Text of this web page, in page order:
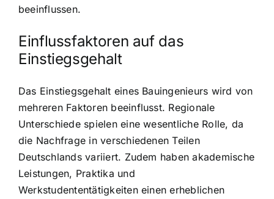
beeinflussen.
Einflussfaktoren auf das
Einstiegsgehalt
Das Einstiegsgehalt eines Bauingenieurs wird von
mehreren Faktoren beeinflusst. Regionale
Unterschiede spielen eine wesentliche Rolle, da
die Nachfrage in verschiedenen Teilen
Deutschlands variiert. Zudem haben akademische
Leistungen, Praktika und
Werkstudententätigkeiten einen erheblichen